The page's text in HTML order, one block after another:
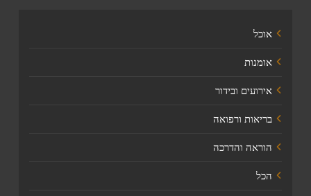
אוכל
אומנות
אירועים ובידור
בריאות ורפואה
הוראה והדרכה
הכל